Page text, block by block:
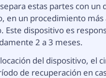
estas partes con
en un procedimiento
Este dispositivo es
2 a 3 meses.
del dispositivo, el
de recuperación en